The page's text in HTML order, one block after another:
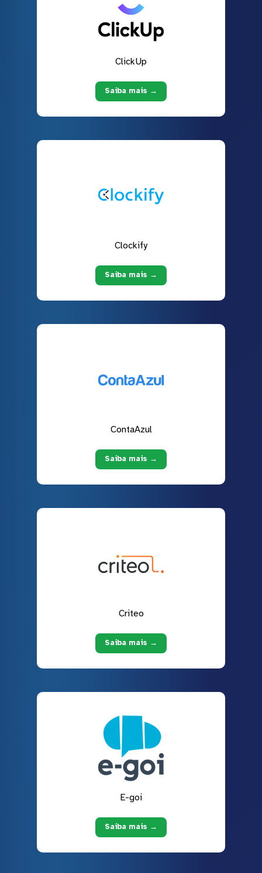
ClickUp
Saiba mais →
Clockify
Saiba mais →
ContaAzul
Saiba mais →
Criteo
Saiba mais →
E-goi
Saiba mais →